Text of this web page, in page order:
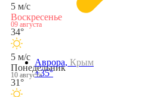
Аврора, Крым
+35°
5 м/с
Воскресенье
09 августа
34°
5 м/с
Понедельник
10 августа
31°